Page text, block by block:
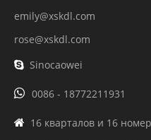
emily@xskdl.com
rose@xskdl.com
 Sinocaowei
 0086 - 18772211931
 16 кварталов и 16